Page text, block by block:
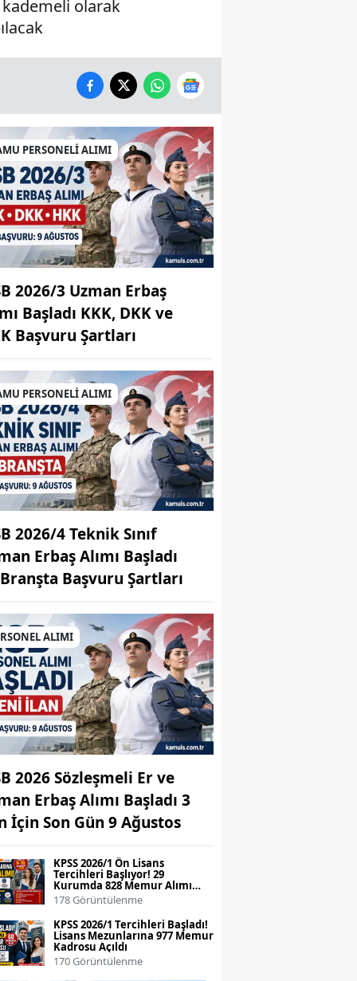
kademeli olarak
PERSONELİ ALIMI
2026/3 Uzman Erbaş
Başladı KKK, DKK ve
Başvuru Şartları
PERSONELİ ALIMI
2026/4 Teknik Sınıf
Erbaş Alımı Başladı
Başvuru Şartları
ALIMI
2026 Sözleşmeli Er ve
Erbaş Alımı Başladı 3
İçin Son Gün 9 Ağustos
KPSS 2026/1 Ön Lisans
Tercihleri Başlıyor! 29
Kurumda 828 Memur Alımı
Yapılacak
178 Görüntülenme
KPSS 2026/1 Tercihleri Başladı!
Lisans Mezunlarına 977 Memur
Kadrosu Açıldı
170 Görüntülenme